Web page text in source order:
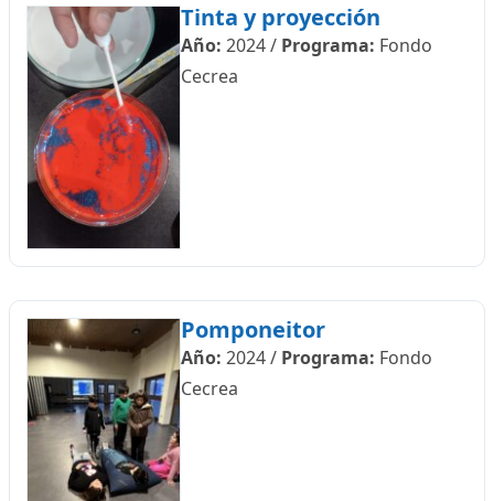
Tinta y proyección
Año: 2024/ Programa: Fondo
Cecrea
Pomponeitor
Año: 2024/ Programa: Fondo
Cecrea